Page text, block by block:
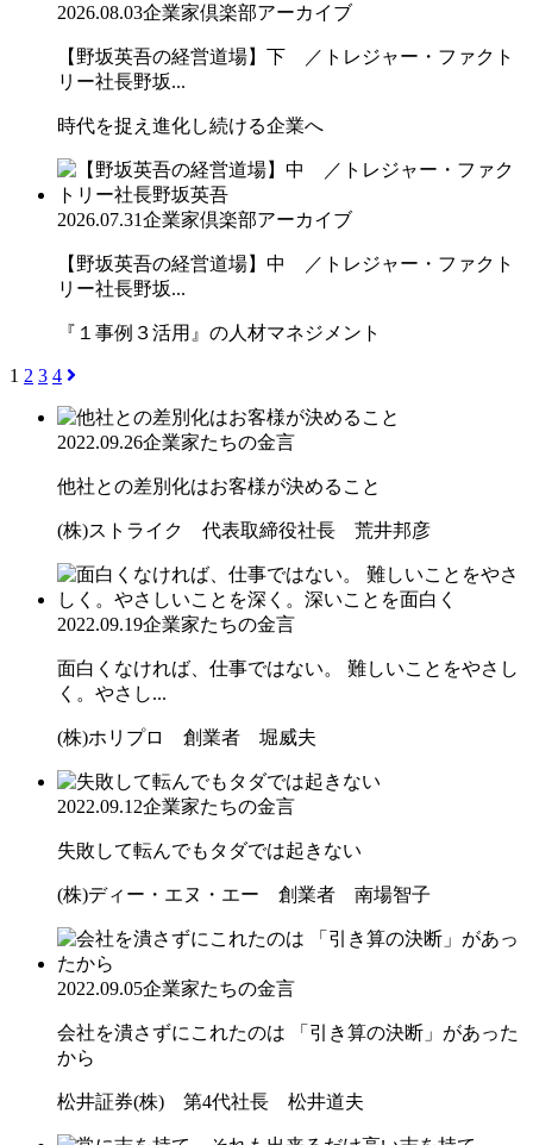
2026.08.03企業家倶楽部アーカイブ
【野坂英吾の経営道場】下 ／トレジャー・ファクト
リー社長野坂...
時代を捉え進化し続ける企業へ
2026.07.31企業家倶楽部アーカイブ
【野坂英吾の経営道場】中 ／トレジャー・ファクト
リー社長野坂...
『１事例３活用』の人材マネジメント
1 2 3 4
2022.09.26企業家たちの金言
他社との差別化はお客様が決めること
(株)ストライク 代表取締役社長 荒井邦彦
2022.09.19企業家たちの金言
面白くなければ、仕事ではない。 難しいことをやさし
く。やさし...
(株)ホリプロ 創業者 堀威夫
2022.09.12企業家たちの金言
失敗して転んでもタダでは起きない
(株)ディー・エヌ・エー 創業者 南場智子
2022.09.05企業家たちの金言
会社を潰さずにこれたのは 「引き算の決断」があった
から
松井証券(株) 第4代社長 松井道夫